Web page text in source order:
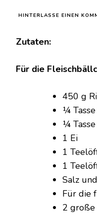
HINTERLASSE EINEN
Zutaten:
Für die
450 g
¼
¼
1 Ei
1
1
Salz
Für die
2